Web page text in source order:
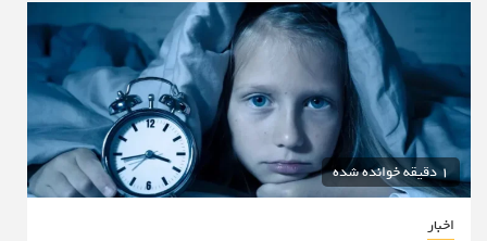
1 دقیقه خوانده شده
اخبار